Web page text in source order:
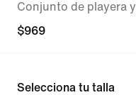
Conjunto de playera
$969
Selecciona tu talla